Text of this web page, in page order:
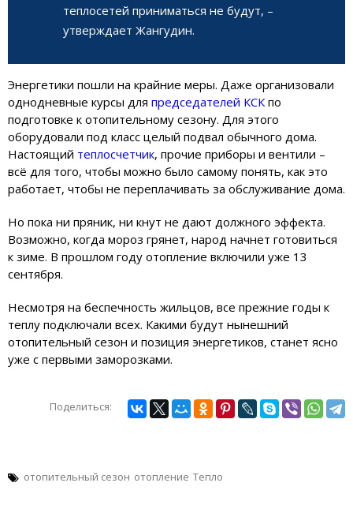
теплосетей приниматься не будут, –
утверждает Жангудин.
Энергетики пошли на крайние меры. Даже организовали
однодневные курсы для председателей КСКпо
подготовке к отопительному сезону. Для этого
оборудовали под класс целый подвал обычного дома.
Настоящий теплосчетчик, прочие приборы и вентили –
всё для того, чтобы можно было самому понять, как это
работает, чтобы не переплачивать за обслуживание дома.
Но пока ни пряник, ни кнут не дают должного эффекта.
Возможно, когда мороз грянет, народ начнет готовиться
к зиме. В прошлом году отопление включили уже 13
сентября.
Несмотря на беспечность жильцов, все прежние годы к
теплу подключали всех. Какими будут нынешний
отопительный сезон и позиция энергетиков, станет ясно
уже с первыми заморозками.
Поделиться:
отопительный сезон отопление Тепло